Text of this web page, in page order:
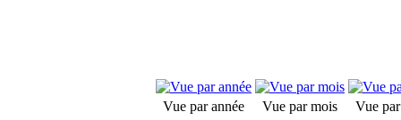
Vue par année Vue par mois Vue